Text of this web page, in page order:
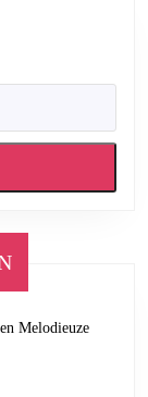
Melodieuze